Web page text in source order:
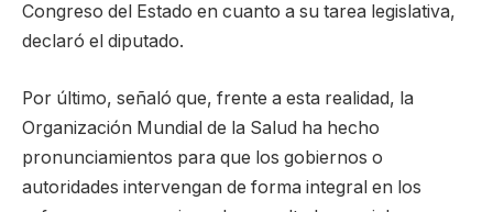
Congreso del Estado en cuanto a su tarea legislativa,
declaró el diputado.
Por último, señaló que, frente a esta realidad, la
Organización Mundial de la Salud ha hecho
pronunciamientos para que los gobiernos o
autoridades intervengan de forma integral en los